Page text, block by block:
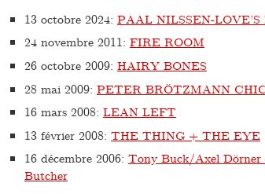
13 octobre 2024: PAAL NILSSEN-
24 novembre 2011: FIRE ROOM
26 octobre 2009: HAIRY BONES
28 mai 2009: PETER BRÖTZMANN
16 mars 2008: LEAN LEFT
13 février 2008: THE THING + THE EYE
16 décembre 2006: Tony Buck/Axel
Butcher